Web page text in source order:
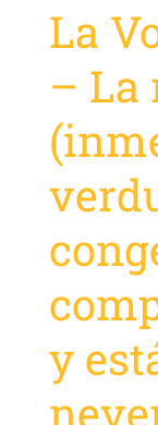
La
– La
y